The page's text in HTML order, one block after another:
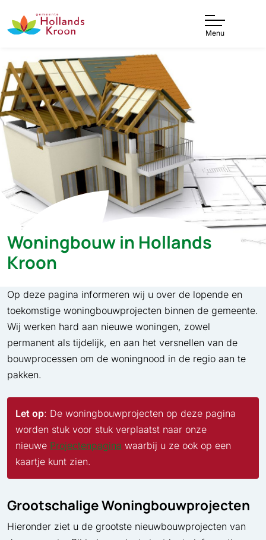
Menu
Woningbouw in Hollands
Kroon
Op deze pagina informeren wij u over de lopende en
toekomstige woningbouwprojecten binnen de gemeente.
Wij werken hard aan nieuwe woningen, zowel
permanent als tijdelijk, en aan het versnellen van de
bouwprocessen om de woningnood in de regio aan te
pakken.
Let op: De woningbouwprojecten op deze pagina
worden stuk voor stuk verplaatst naar onze
nieuwe Projectenpagina waarbij u ze ook op een
kaartje kunt zien.
Grootschalige Woningbouwprojecten
Hieronder ziet u de grootste nieuwbouwprojecten van